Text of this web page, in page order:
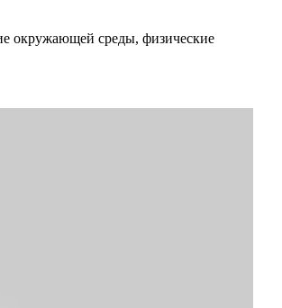
окружающей среды, физические